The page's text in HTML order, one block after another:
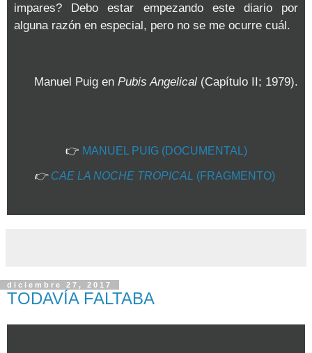
impares? Debo estar empezando este diario por
alguna razón en especial, pero no se me ocurre cuál.
Manuel Puig en Pubis Angelical (Capítulo II; 1979).
👉 MANUEL PUIG (DOCUMENTAL)
👉 CAE LA NOCHE TROPICAL (FRAGMENTO)
diciembre 27, 2017
TODAVÍA FALTABA